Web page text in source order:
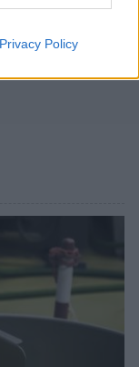
Privacy Policy